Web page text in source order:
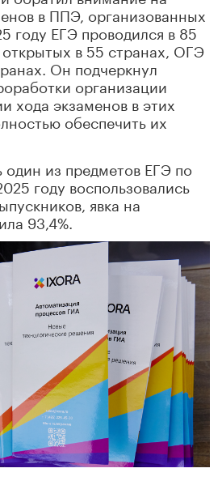
в ППЭ, организованных
году ЕГЭ проводился в 85
в 55 странах, ОГЭ
Он подчеркнул
организации
хода экзаменов в этих
обеспечить их
один из предметов ЕГЭ по
году воспользовались
явка на
93,4%.